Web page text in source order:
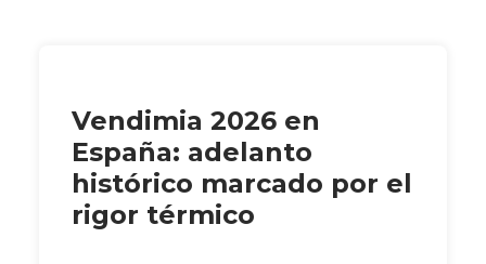
Vendimia 2026 en
España: adelanto
histórico marcado por el
rigor térmico